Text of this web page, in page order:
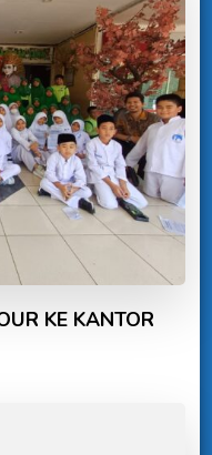
KE KANTOR